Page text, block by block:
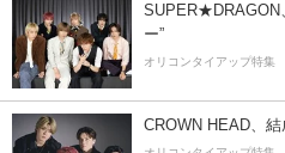
SUPER★DRAGON
ー”
オリコンタイアップ特集
CROWN HEAD、